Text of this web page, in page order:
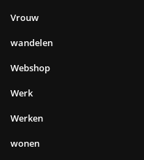
Vrouw
wandelen
Webshop
Werk
Werken
wonen